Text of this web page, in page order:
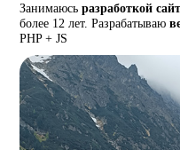
Занимаюсьразработкой
более 12 лет. Разрабатываю
PHP + JS